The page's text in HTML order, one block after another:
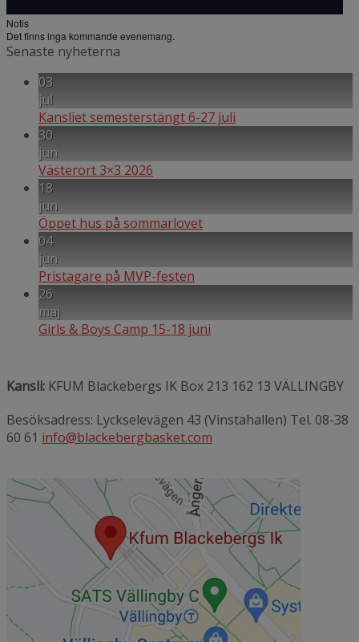
Notis
Det finns inga kommande evenemang.
Senaste nyheterna
03
jul
Kansliet semesterstängt 6-27 juli
30
jun
Västerort 3×3 2026
18
jun
Öppet hus på sommarlovet
04
jun
Pristagare på MVP-festen
26
maj
Girls & Boys Camp 15-18 juni
Kansli: KFUM Blackebergs IK Box 213 162 13 VÄLLINGBY
Besöksadress: Lyckselevägen 43 (Vinstahallen) Tel. 08-38
60 61 info@blackebergbasket.com